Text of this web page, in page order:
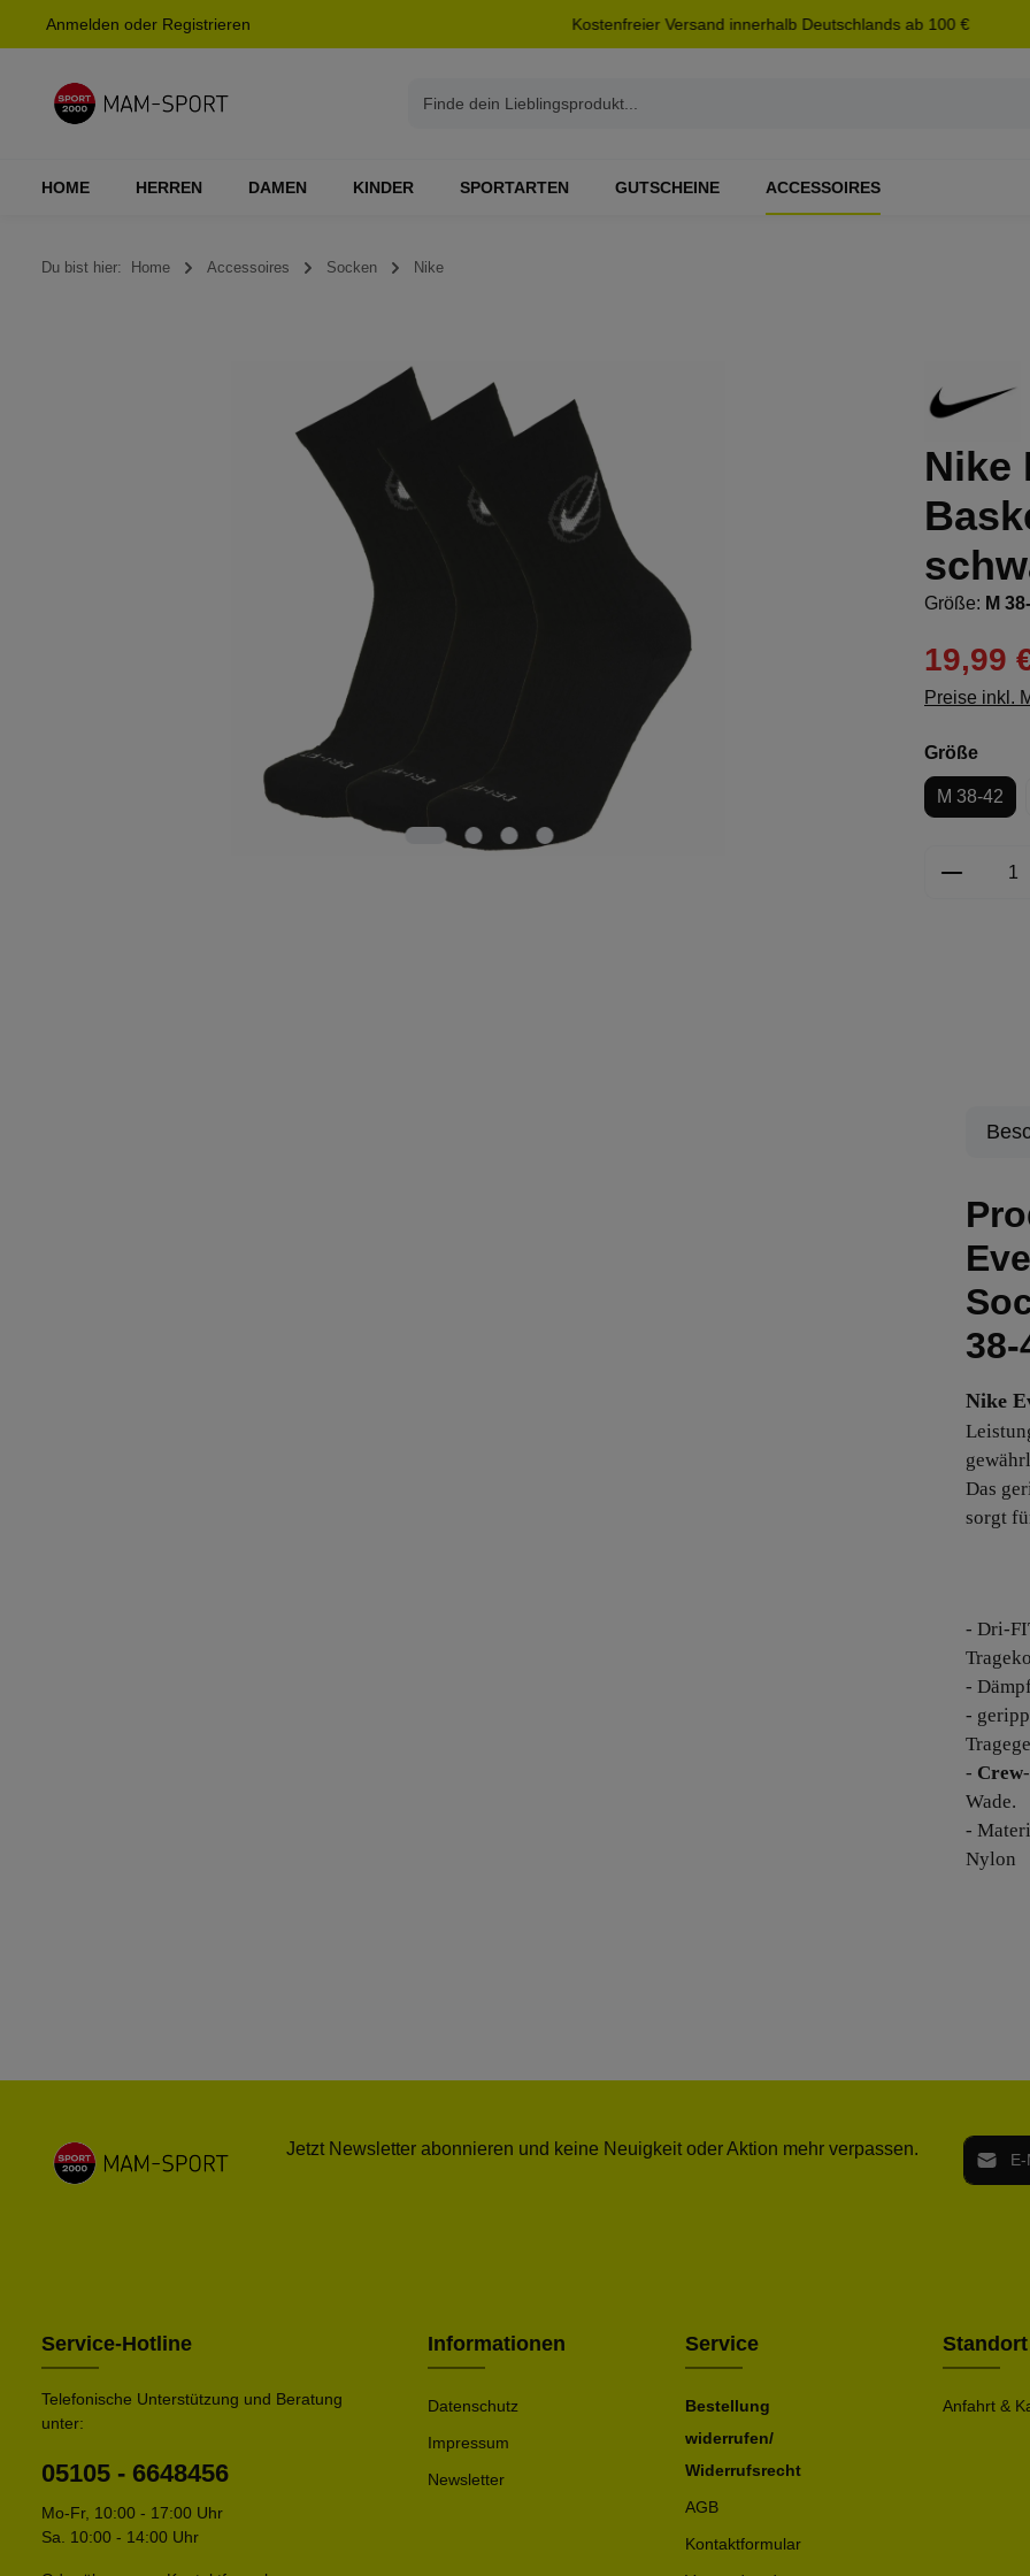
Zur Hauptnavigation springen
Anmelden oder Registrieren Kostenfreier Versand innerhalb Deutschlands ab 100 €
HOME HERREN DAMEN KINDER SPORTARTEN GUTSCHEINE ACCESSOIRES
Du bist hier: Home Accessoires Socken Nike
Nike
Größe: M
19,99
Preise inkl.
Größe
M 38-42
38-
Nike
Das
sorgt
- Dri-
-
-
- Crew
Wade.
-
Nylon
Jetzt Newsletter abonnieren und keine Neuigkeit oder Aktion mehr verpassen. E-Mail-
Service-Hotline
Telefonische Unterstützung und Beratung
unter:
05105 - 6648456
Mo-Fr, 10:00 - 17:00 Uhr
Sa. 10:00 - 14:00 Uhr
Informationen
Datenschutz
Impressum
Newsletter
Service
Bestellung
widerrufen/
Widerrufsrecht
AGB
Kontaktformular
Standort
Anfahrt &